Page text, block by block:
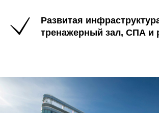
Развитая
тренажерный зал, СПА и